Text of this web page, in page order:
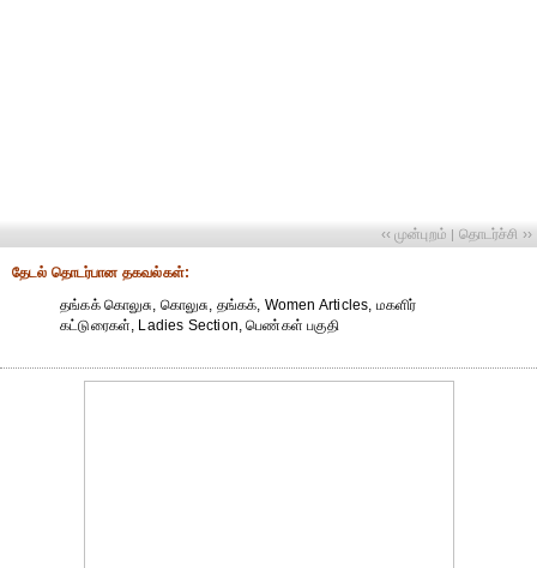
‹‹ முன்புறம் | தொடர்ச்சி ››
தேட‌ல் தொட‌ர்பான தகவ‌ல்க‌ள்:
தங்கக் கொலுசு, கொலுசு, தங்கக், Women Articles, மகளிர்
கட்டுரைகள், Ladies Section, பெண்கள் பகுதி